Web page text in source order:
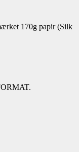
170g papir (Silk